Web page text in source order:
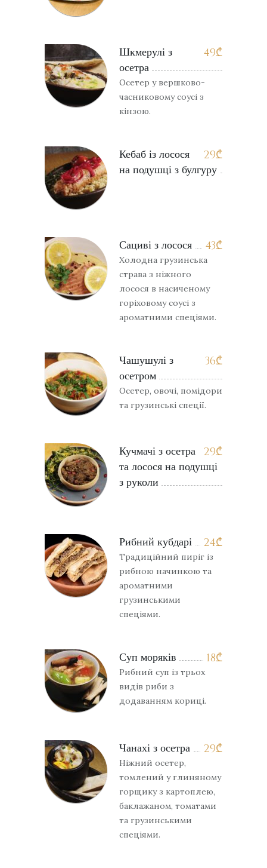
49₾
Шкмерулі з
осетра
Осетер у вершково-
часниковому соусі з
кінзою.
29₾
Кебаб із лосося
на подушці з булгуру
43₾
Сациві з лосося
Холодна грузинська
страва з ніжного
лосося в насиченому
горіховому соусі з
ароматними спеціями.
36₾
Чашушулі з
осетром
Осетер, овочі, помідори
та грузинські спеції.
29₾
Кучмачі з осетра
та лосося на подушці
з руколи
24₾
Рибний кубдарі
Традиційний пиріг із
рибною начинкою та
ароматними
грузинськими
спеціями.
18₾
Суп моряків
Рибний суп із трьох
видів риби з
додаванням кориці.
29₾
Чанахі з осетра
Ніжний осетер,
томлений у глиняному
горщику з картоплею,
баклажаном, томатами
та грузинськими
спеціями.